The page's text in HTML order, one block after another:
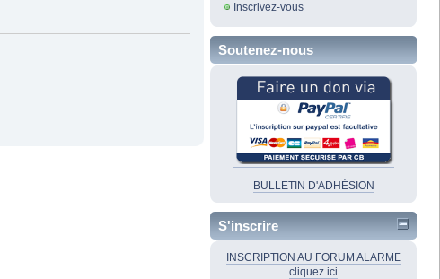
Inscrivez-vous
Soutenez-nous
BULLETIN D'ADHÉSION
S'inscrire
INSCRIPTION AU FORUM ALARME
cliquez ici